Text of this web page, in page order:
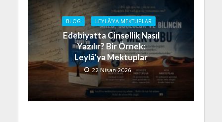
BLOG LEYLÂ'YA MEKTUPLAR
Edebiyatta Cinsellik Nasıl
Yazılır? Bir Örnek:
Leylâ’ya Mektuplar
22 Nisan 2026